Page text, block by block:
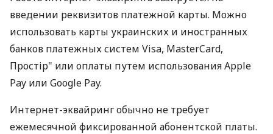
введении реквизитов платежной карты. Можно
использовать карты украинских и иностранных
банков платежных систем Visa, MasterCard,
Простір" или оплаты путем использования Apple
Pay или Google Pay.
Интернет-эквайринг обычно не требует
ежемесячной фиксированной абонентской платы.